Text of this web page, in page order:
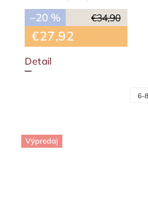
€34,90
–20 %
€27,92
Detail
6-
Výpredaj